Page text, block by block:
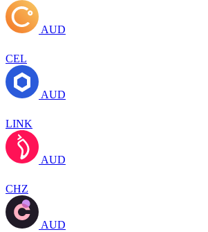
AUD
CEL
AUD
LINK
AUD
CHZ
AUD